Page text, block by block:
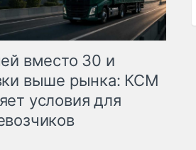
вместо 30 и
выше рынка: КСМ
условия для